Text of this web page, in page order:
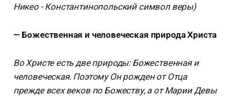
Никео - Константинопольский символ веры)
— Божественная и человеческая природа Христа
Во Христе есть две природы: Божественная и
человеческая. Поэтому Он рожден от Отца
прежде всех веков по Божеству, а от Марии Девы